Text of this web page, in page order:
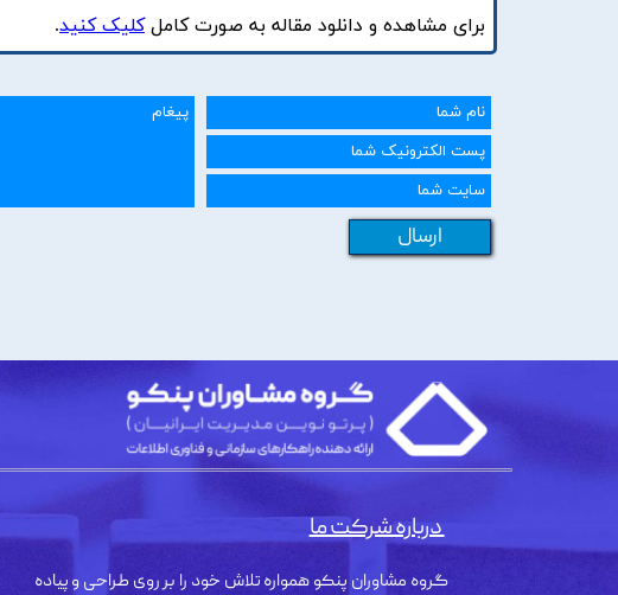
برای مشاهده و دانلود مقاله به صورت کاملکلیک کنید.
ارسال
گروه مشاوران پنکو همواره تلاش خود را بر روی طراحی و پیاده
درباره شرکت ما